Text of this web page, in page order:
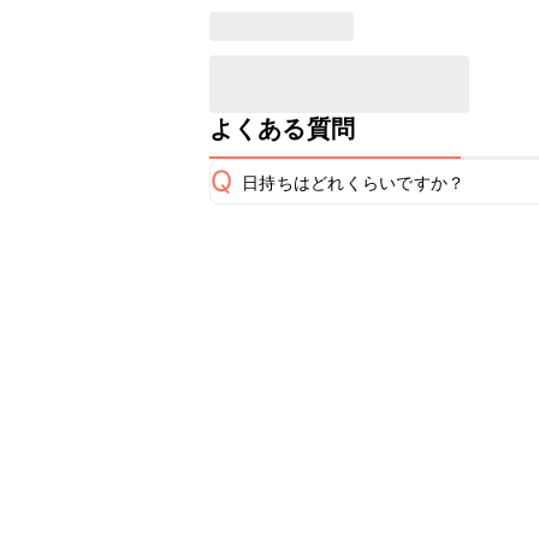
よくある質問
Q 日持ちはどれくらいですか？